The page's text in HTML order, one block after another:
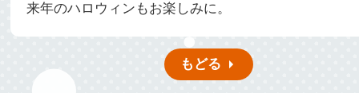
来年のハロウィンもお楽しみに。
もどる